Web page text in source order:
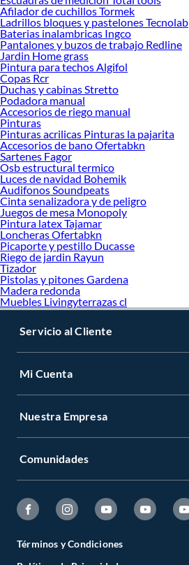
decoración. ¡Visítanos y haz tus ideas realidad!
Afilador de cuchillos Tormek
Ladrillos bloques y pastelones Tecnolab
Baterias inalambricas Ingco
Pantalones y buzos de trabajo Redline
Jardin Home grass
Pintura para techos Algifol
Copas Rcr
Duchas y cabinas Stretto
Podadora manual
Accesorios de riego manual
Pinturas
Pinturas acrilicas Pinturas la pajarita
Accesorios de bano Ofertabkn
Sartenes Fagor
Osb estructural termico
Luces de navidad Bohemik
Audifonos Soundpeats
Cinta senalizadora y de peligro
Juegos de mesa Monopoly
Pintura latex Tajamar
Loncheras Ofertabkn
Picaporte y pestillo Ducasse
Riego de jardin Rayun
Tizador
Pistolas y pitones Gardena
Madera redonda
Muebles Livingyterrazas cl
Servicio al Cliente
Mi Cuenta
Nuestra Empresa
Comunidades
Términos y Condiciones